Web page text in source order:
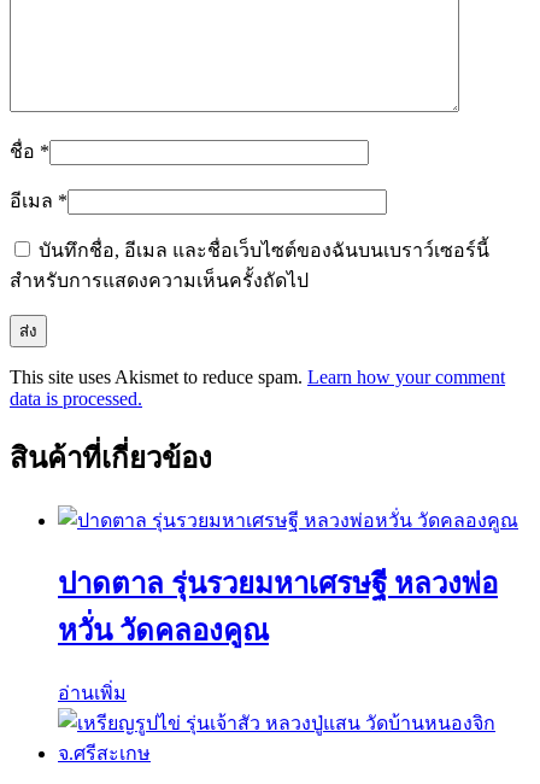
ชื่อ *
อีเมล *
บันทึกชื่อ, อีเมล และชื่อเว็บไซต์ของฉันบนเบราว์เซอร์นี้
สำหรับการแสดงความเห็นครั้งถัดไป
This site uses Akismet to reduce spam. Learn how your comment
data is processed.
สินค้าที่เกี่ยวข้อง
ปาดตาล รุ่นรวยมหาเศรษฐี หลวงพ่อ
หวั่น วัดคลองคูณ
อ่านเพิ่ม